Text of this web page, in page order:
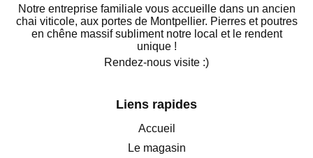
Notre entreprise familiale vous accueille dans un ancien
chai viticole, aux portes de Montpellier. Pierres et poutres
en chêne massif subliment notre local et le rendent
unique !
Rendez-nous visite :)
Liens rapides
Accueil
Le magasin